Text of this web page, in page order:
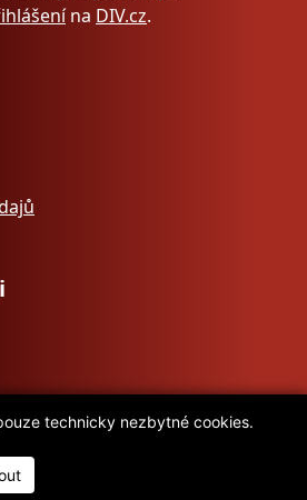
na DIV.cz.
technicky nezbytné cookies.